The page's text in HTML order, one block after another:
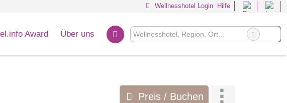
Wellnesshotel Login Hilfe
Award Über uns
Preis / Buchen